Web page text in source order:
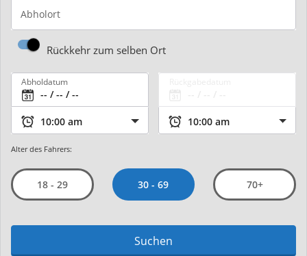
Abholort
Rückkehr zum selben Ort
Abholdatum
Alter des Fahrers:
18 - 29 30 - 69 70+
Suchen